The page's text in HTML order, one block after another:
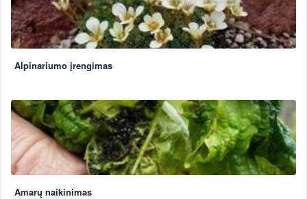
Alpinariumo įrengimas
Amarų naikinimas